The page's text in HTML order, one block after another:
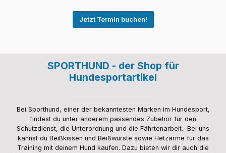
Jetzt Termin buchen!
SPORTHUND - der Shop für
Hundesportartikel
Bei Sporthund, einer der bekanntesten Marken im Hundesport,
findest du unter anderem passendes Zubehör für den
Schutzdienst, die Unterordnung und die Fährtenarbeit. Bei uns
kannst du Beißkissen und Beißwürste sowie Hetzarme für das
Training mit deinem Hund kaufen. Dazu bieten wir dir auch die